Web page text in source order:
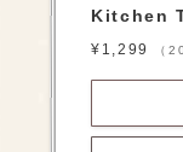
Kitchen
¥1,299 （